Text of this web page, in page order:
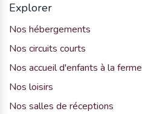
Explorer
Nos hébergements
Nos circuits courts
Nos accueil d'enfants à la ferme
Nos loisirs
Nos salles de réceptions